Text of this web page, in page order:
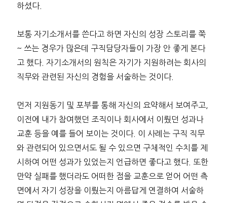
하셨다.
보통 자기소개서를 쓴다고 하면 자신의 성장 스토리를 쭉
~ 쓰는 경우가 많은데 구직담당자들이 가장 안 좋게 본다
고 했다. 자기소개서의 원칙은 자기가 지원하려는 회사의
직무와 관련된 자신의 경험을 서술하는 것이다.
먼저 지원동기 및 포부를 통해 자신의 요약해서 보여주고,
이전에 내가 참여했던 조직이나 회사에서 이뤘던 성과나
교훈 등을 예를 들어 보이는 것이다. 이 사례는 구직 직무
와 관련되어 있으면서도 될 수 있으면 구체적인 수치를 제
시하여 어떤 성과가 있었는지 언급하면 좋다고 했다. 또한
만약 실패를 했더라도 어떠한 점을 교훈으로 얻어 어떤 측
면에서 자기 성장을 이뤘는지 아름답게 연결하여 서술하